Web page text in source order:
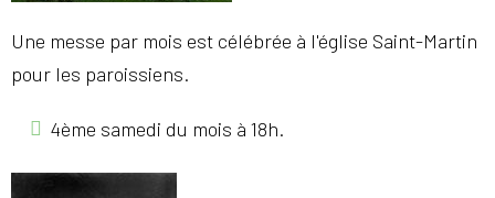
Une messe par mois est célébrée à l'église Saint-Martin
pour les paroissiens.
4ème samedi du mois à 18h.